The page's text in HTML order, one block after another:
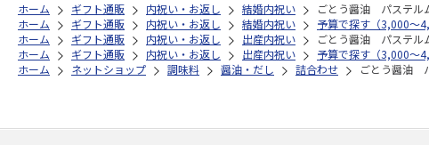
ホーム ギフト通販 内祝い・お返し 結婚内祝い
ごとう醤油 パステル
ホーム
ギフト通販 内祝い・お返し 結婚内祝い 予算で探す（3,000～
ホーム
ギフト通販 内祝い・お返し 出産内祝い
ごとう醤油 パステル
ホーム
ギフト通販 内祝い・お返し 出産内祝い 予算で探す（3,000～
ホーム
ネットショップ 調味料 醤油・だし 詰合わせ ごとう醤油